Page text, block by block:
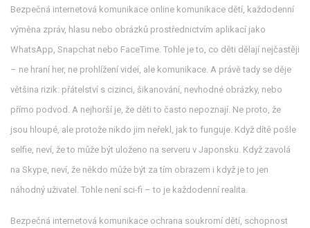
Bezpečná internetová komunikace online komunikace dětí, každodenní
výměna zpráv, hlasu nebo obrázků prostřednictvím aplikací jako
WhatsApp, Snapchat nebo FaceTime. Tohle je to, co děti dělají nejčastěji
– ne hraní her, ne prohlížení videí, ale komunikace. A právě tady se děje
většina rizik: přátelství s cizinci, šikanování, nevhodné obrázky, nebo
přímo podvod. A nejhorší je, že děti to často nepoznají. Ne proto, že
jsou hloupé, ale protože nikdo jim neřekl, jak to funguje. Když dítě pošle
selfie, neví, že to může být uloženo na serveru v Japonsku. Když zavolá
na Skype, neví, že někdo může být za tím obrazem i když je to jen
náhodný uživatel. Tohle není sci-fi – to je každodenní realita.
Bezpečná internetová komunikace ochrana soukromí dětí, schopnost